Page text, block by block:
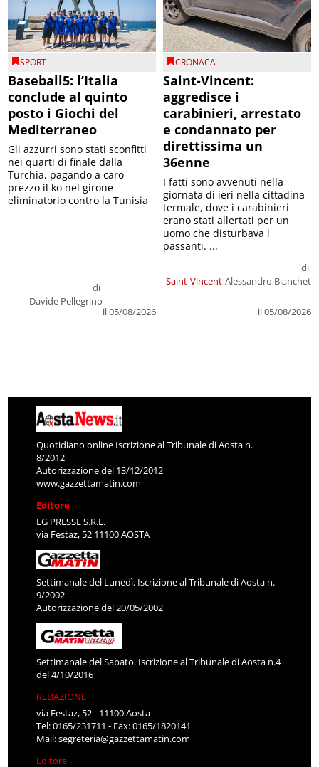
SPORT
Baseball5: l’Italia
conclude al quinto
posto i Giochi del
Mediterraneo
di
Davide Pellegrino
il 05/08/2026
Gli azzurri sono stati sconfitti
nei quarti di finale dalla
Turchia, pagando a caro
prezzo il ko nel girone
eliminatorio contro la Tunisia
CRONACA
Saint-Vincent:
aggredisce i
carabinieri, arrestato
e condannato per
direttissima un
36enne
Saint-Vincent
di
Alessandro Bianchet
il 05/08/2026
I fatti sono avvenuti nella
giornata di ieri nella cittadina
termale, dove i carabinieri
erano stati allertati per un
uomo che disturbava i
passanti. ...
Quotidiano online Iscrizione al Tribunale di Aosta n.
8/2012
Autorizzazione del 13/12/2012
www.gazzettamatin.com
Editore
LG PRESSE S.R.L.
via Festaz, 52 11100 AOSTA
Settimanale del Lunedì. Iscrizione al Tribunale di Aosta n.
9/2002
Autorizzazione del 20/05/2002
Settimanale del Sabato. Iscrizione al Tribunale di Aosta n.4
del 4/10/2016
REDAZIONE
via Festaz, 52 - 11100 Aosta
Tel: 0165/231711 - Fax: 0165/1820141
Mail:segreteria@gazzettamatin.com
Editore